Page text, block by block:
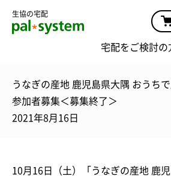
生協の宅配
宅配をご検討の
うなぎの産地 鹿児島県大隅 おうち
参加者募集＜募集終了＞
2021年8月16日
10月16日（土）「うなぎの産地 鹿